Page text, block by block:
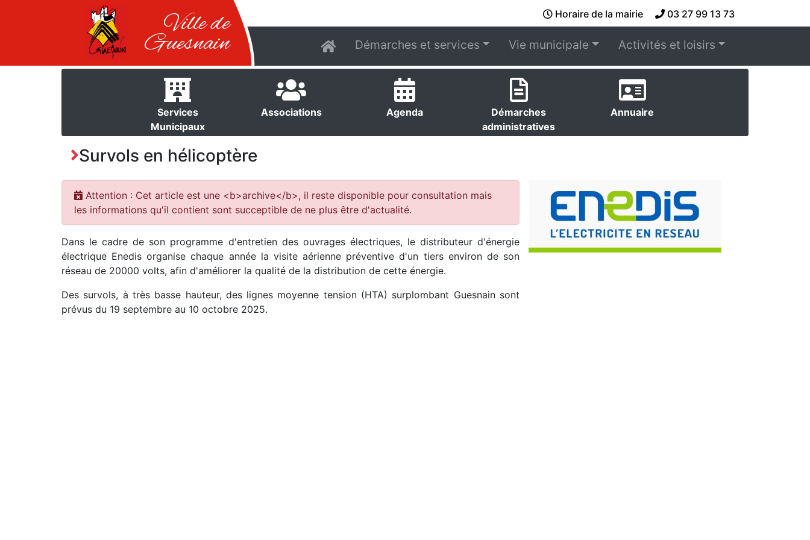
Ville de
Guesnain
Horaire de la mairie 03 27 99 13 73
Démarches et services Vie municipale Activités et loisirs
Services
Municipaux
Associations Agenda
Démarches
administratives
Annuaire
Survols en hélicoptère
Attention : Cet article est une <b>archive</b>, il reste disponible pour consultation mais
les informations qu'il contient sont succeptible de ne plus être d'actualité.
Dans le cadre de son programme d'entretien des ouvrages électriques, le distributeur d'énergie
électrique Enedis organise chaque année la visite aérienne préventive d'un tiers environ de son
réseau de 20000 volts, afin d'améliorer la qualité de la distribution de cette énergie.
Des survols, à très basse hauteur, des lignes moyenne tension (HTA) surplombant Guesnain sont
prévus du 19 septembre au 10 octobre 2025.